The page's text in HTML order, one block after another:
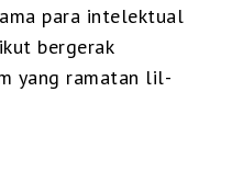
para intelektual
bergerak
yang ramatan lil-